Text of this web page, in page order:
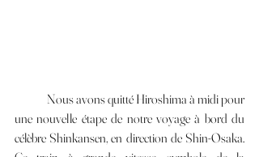
une nouvelle étape de notre voyage à bord du
célèbre Shinkansen, en direction de Shin-Osaka.